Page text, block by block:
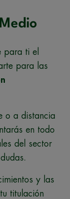
para ti el
para las
o a distancia
en todo
del sector
y las
titulación